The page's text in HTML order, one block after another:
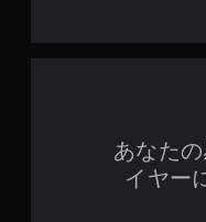
あなた
イヤー